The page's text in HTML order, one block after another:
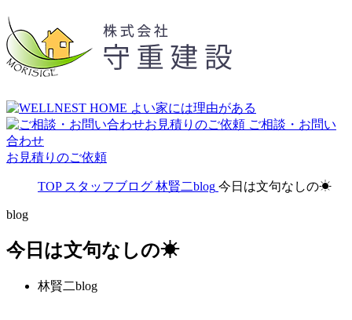
ご相談・お問い
合わせ
お見積りのご依頼
TOP スタッフブログ 林賢二blog 今日は文句なしの☀
blog
今日は文句なしの☀
林賢二blog